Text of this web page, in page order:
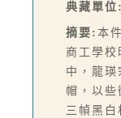
典藏單位:
摘要: 本
商工學校
中，龍瑛
帽，以些
三幀黑白